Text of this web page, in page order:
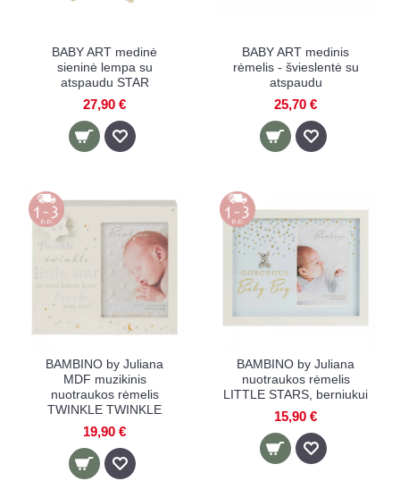
BABY ART medinė
sieninė lempa su
atspaudu STAR
27,90 €
BABY ART medinis
rėmelis - švieslentė su
atspaudu
25,70 €
BAMBINO by Juliana
MDF muzikinis
nuotraukos rėmelis
TWINKLE TWINKLE
19,90 €
BAMBINO by Juliana
nuotraukos rėmelis
LITTLE STARS, berniukui
15,90 €